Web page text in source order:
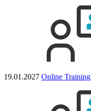
19.01.2027 Online Training